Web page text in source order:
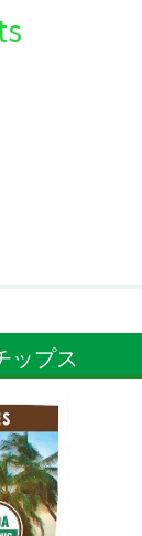
ップス